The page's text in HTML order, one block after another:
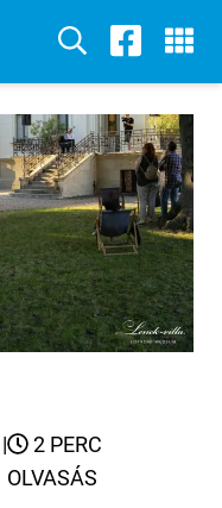
|
2 PERC
OLVASÁS